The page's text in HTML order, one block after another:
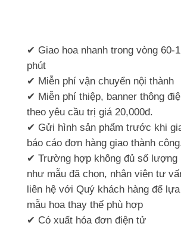
✔ Giao hoa nhanh trong vòng 60-
phút
✔ Miễn phí vận chuyển nội thành
✔ Miễn phí thiệp, banner thông
theo yêu cầu trị giá 20,000đ.
✔ Gửi hình sản phẩm trước khi
báo cáo đơn hàng giao thành
✔ Trường hợp không đủ số lượng
như mẫu đã chọn, nhân viên tư
liên hệ với Quý khách hàng để
mẫu hoa thay thế phù hợp
✔ Có xuất hóa đơn điện tử